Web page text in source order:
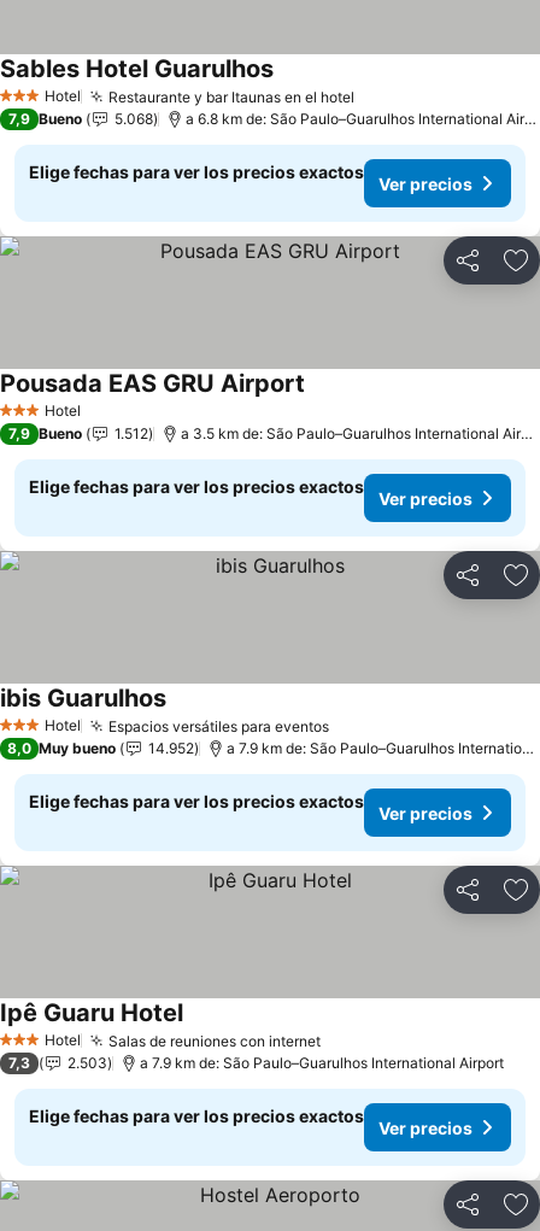
3 Estrellas
Hotel Restaurante y bar Itaunas en el hotel
Sables Hotel Guarulhos
7,9 Bueno 5.068 a 6.8 km de: São Paulo–Guarulhos International Airport
Elige fechas para ver los precios exactos
Ver precios
Compartir
3 Estrellas
Hotel
Pousada EAS GRU Airport
7,9 Bueno 1.512 a 3.5 km de: São Paulo–Guarulhos International Airport
Elige fechas para ver los precios exactos
Ver precios
Compartir
3 Estrellas
Hotel Espacios versátiles para eventos
ibis Guarulhos
8,0 Muy bueno 14.952 a 7.9 km de: São Paulo–Guarulhos International Airport
Elige fechas para ver los precios exactos
Ver precios
Compartir
3 Estrellas
Hotel Salas de reuniones con internet
Ipê Guaru Hotel
7,3 2.503 a 7.9 km de: São Paulo–Guarulhos International Airport
Elige fechas para ver los precios exactos
Ver precios
Compartir